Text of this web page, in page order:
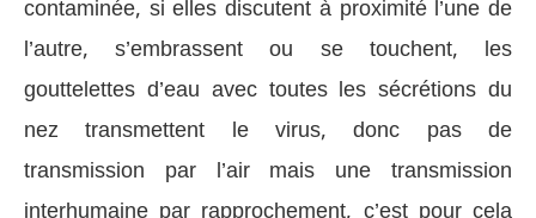
l’autre, s’embrassent ou se touchent, les
gouttelettes d’eau avec toutes les sécrétions du
nez transmettent le virus, donc pas de
transmission par l’air mais une transmission